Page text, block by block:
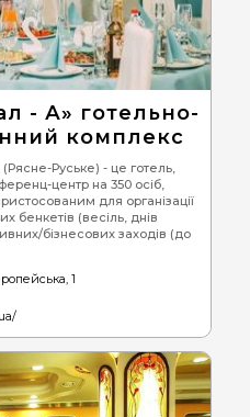
- А» готельно-
комплекс
Руське) - це готель,
центр на 350 осіб,
для організації
бенкетів (весіль, днів
бізнесових заходів (до
1